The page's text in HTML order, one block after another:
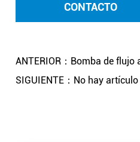
CONTACTO
ANTERIOR：Bomba de flujo
SIGUIENTE：No hay